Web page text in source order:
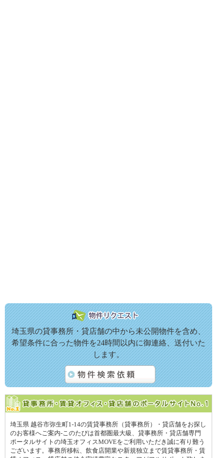
埼玉県の貸事務所・貸店舗の中から未公開物件を含め、
希望条件に合った物件を24時間以内に御連絡、送付いた
します。
埼玉県 越谷市弥生町1-14の賃貸事務所（貸事務所）・貸店舗をお探し
のお客様へご案内-このたびは首都圏最大級、貸事務所・貸店舗専門
ポータルサイトの埼玉オフィスMOVEをご利用いただき誠に有り難う
ございます。事務所移転、飲食店開業や新規独立まで賃貸事務所・賃